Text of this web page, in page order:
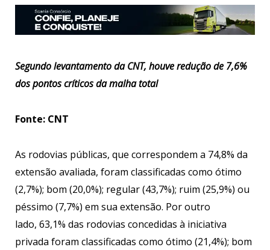
Segundo levantamento da CNT, houve redução de 7,6%
dos pontos críticos da malha total
Fonte: CNT
As rodovias públicas, que correspondem a 74,8% da
extensão avaliada, foram classificadas como ótimo
(2,7%); bom (20,0%); regular (43,7%); ruim (25,9%) ou
péssimo (7,7%) em sua extensão. Por outro
lado, 63,1% das rodovias concedidas à iniciativa
privada foram classificadas como ótimo (21,4%); bom